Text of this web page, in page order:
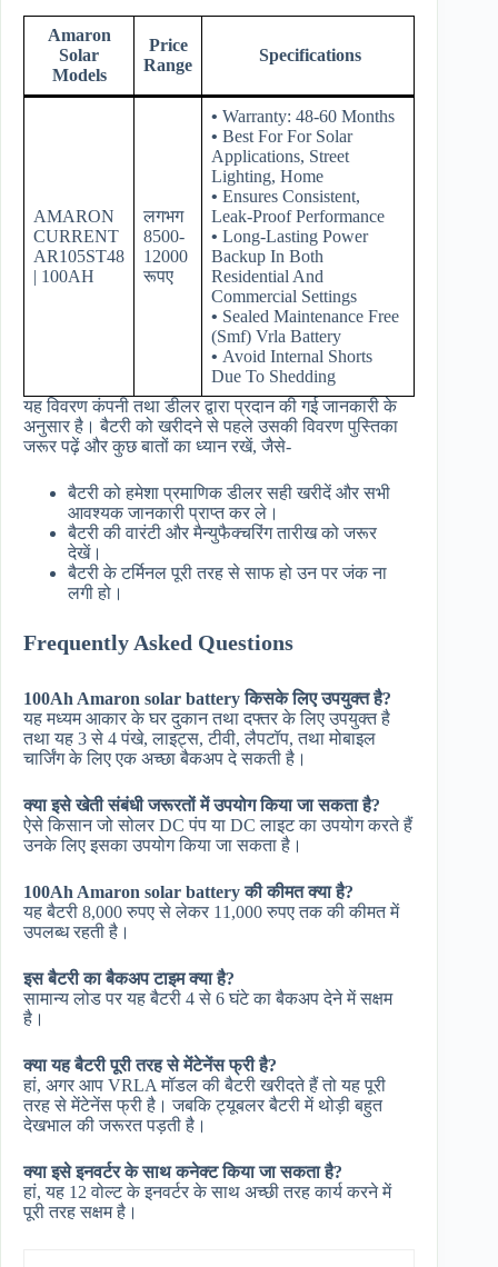
Amaron
Solar
Models
Price
Range
Specifications
AMARON
CURRENT
AR105ST48
| 100AH
लगभग
8500-
12000
रूपए
• Warranty: 48-60 Months
• Best For For Solar
Applications, Street
Lighting, Home
• Ensures Consistent,
Leak-Proof Performance
• Long-Lasting Power
Backup In Both
Residential And
Commercial Settings
• Sealed Maintenance Free
(Smf) Vrla Battery
• Avoid Internal Shorts
Due To Shedding
यह विवरण कंपनी तथा डीलर द्वारा प्रदान की गई जानकारी के
अनुसार है। बैटरी को खरीदने से पहले उसकी विवरण पुस्तिका
जरूर पढ़ें और कुछ बातों का ध्यान रखें, जैसे-
बैटरी को हमेशा प्रमाणिक डीलर सही खरीदें और सभी
आवश्यक जानकारी प्राप्त कर ले।
बैटरी की वारंटी और मैन्युफैक्चरिंग तारीख को जरूर
देखें।
बैटरी के टर्मिनल पूरी तरह से साफ हो उन पर जंक ना
लगी हो।
Frequently Asked Questions
100Ah Amaron solar battery किसके लिए उपयुक्त है?
यह मध्यम आकार के घर दुकान तथा दफ्तर के लिए उपयुक्त है
तथा यह 3 से 4 पंखे, लाइट्स, टीवी, लैपटॉप, तथा मोबाइल
चार्जिंग के लिए एक अच्छा बैकअप दे सकती है।
क्या इसे खेती संबंधी जरूरतों में उपयोग किया जा सकता है?
ऐसे किसान जो सोलर DC पंप या DC लाइट का उपयोग करते हैं
उनके लिए इसका उपयोग किया जा सकता है।
100Ah Amaron solar battery की कीमत क्या है?
यह बैटरी 8,000 रुपए से लेकर 11,000 रुपए तक की कीमत में
उपलब्ध रहती है।
इस बैटरी का बैकअप टाइम क्या है?
सामान्य लोड पर यह बैटरी 4 से 6 घंटे का बैकअप देने में सक्षम
है।
क्या यह बैटरी पूरी तरह से मेंटेनेंस फ्री है?
हां, अगर आप VRLA मॉडल की बैटरी खरीदते हैं तो यह पूरी
तरह से मेंटेनेंस फ्री है। जबकि ट्यूबलर बैटरी में थोड़ी बहुत
देखभाल की जरूरत पड़ती है।
क्या इसे इनवर्टर के साथ कनेक्ट किया जा सकता है?
हां, यह 12 वोल्ट के इनवर्टर के साथ अच्छी तरह कार्य करने में
पूरी तरह सक्षम है।